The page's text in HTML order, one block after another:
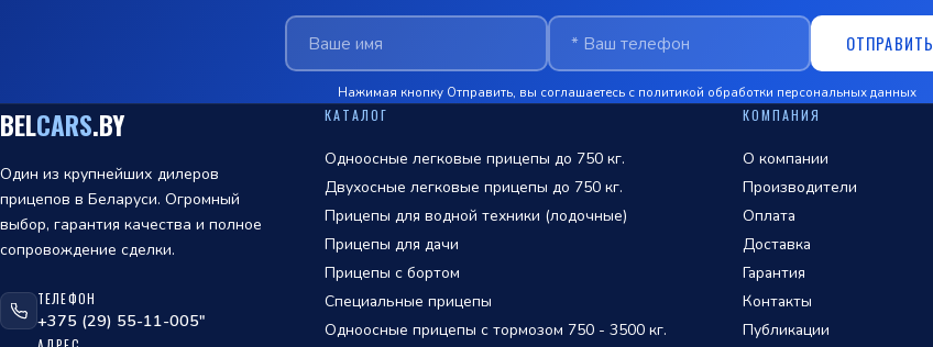
ОТПРАВИТЬ
Нажимая кнопку Отправить, вы соглашаетесь с политикой обработки персональных данных
BELCARS.BY
Один из крупнейших дилеров
прицепов в Беларуси. Огромный
выбор, гарантия качества и полное
сопровождение сделки.
ТЕЛЕФОН
+375 (29) 55-11-005"
КАТАЛОГ
Одноосные легковые прицепы до 750 кг.
Двухосные легковые прицепы до 750 кг.
Прицепы для водной техники (лодочные)
Прицепы для дачи
Прицепы с бортом
Специальные прицепы
Одноосные прицепы с тормозом 750 - 3500 кг.
КОМПАНИЯ
О компании
Производители
Оплата
Доставка
Гарантия
Контакты
Публикации